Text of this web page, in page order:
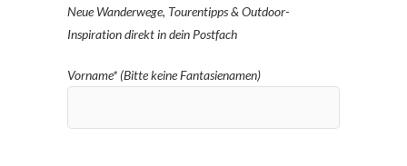
Neue Wanderwege, Tourentipps & Outdoor-
Inspiration direkt in dein Postfach
Vorname* (Bitte keine Fantasienamen)